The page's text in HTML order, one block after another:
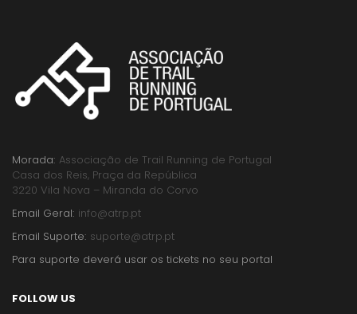
Morada: Associação de Trail Running de Portugal
Casa dos Reis, Praça da República
3220 Vila Nova – Miranda do Corvo
Email Geral: info@atrp.pt
Email Suporte: suporte@atrp.pt
Para suporte deverá usar os tickets no seu portal
FOLLOW US